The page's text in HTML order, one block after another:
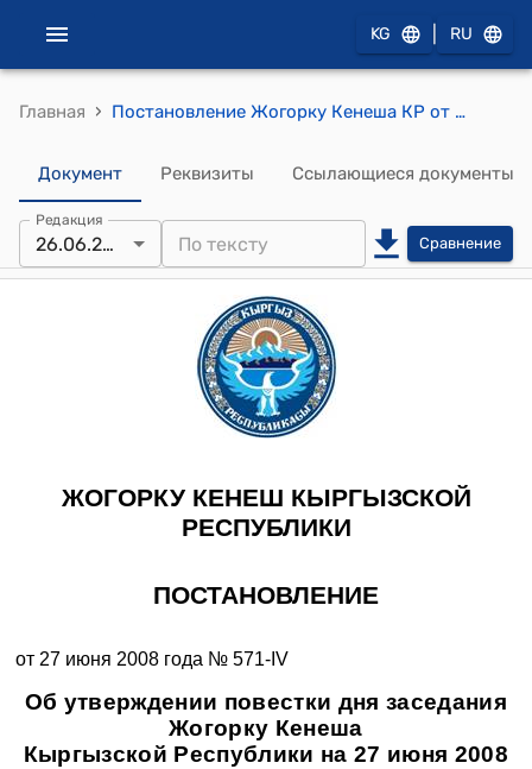
KG RU
Главная › Постановление Жогорку Кенеша КР от 27 июня 2008 года № 571-IV "Об утверждении повестки дня заседания Жогорку Кенеша Кыргызской Республики на 27 июня 2008 года"
Документ Реквизиты Ссылающиеся документы
Редакция
26.06.2008 Сравнение